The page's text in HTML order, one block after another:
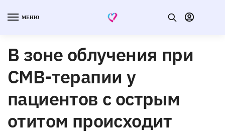
МЕНЮ
В зоне облучения при
СМВ-терапии у
пациентов с острым
отитом происходит